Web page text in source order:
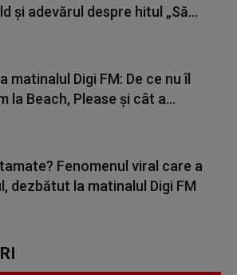
și adevărul despre hitul „Să...
matinalul Digi FM: De ce nu îl
la Beach, Please și cât a...
Fenomenul viral care a
dezbătut la matinalul Digi FM